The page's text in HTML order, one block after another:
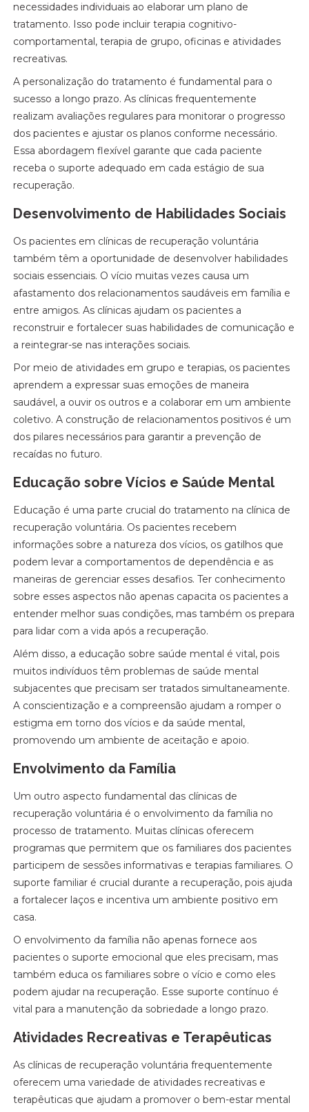
necessidades individuais ao elaborar um plano de
tratamento. Isso pode incluir terapia cognitivo-
comportamental, terapia de grupo, oficinas e atividades
recreativas.
A personalização do tratamento é fundamental para o
sucesso a longo prazo. As clínicas frequentemente
realizam avaliações regulares para monitorar o progresso
dos pacientes e ajustar os planos conforme necessário.
Essa abordagem flexível garante que cada paciente
receba o suporte adequado em cada estágio de sua
recuperação.
Desenvolvimento de Habilidades Sociais
Os pacientes em clínicas de recuperação voluntária
também têm a oportunidade de desenvolver habilidades
sociais essenciais. O vício muitas vezes causa um
afastamento dos relacionamentos saudáveis em família e
entre amigos. As clínicas ajudam os pacientes a
reconstruir e fortalecer suas habilidades de comunicação e
a reintegrar-se nas interações sociais.
Por meio de atividades em grupo e terapias, os pacientes
aprendem a expressar suas emoções de maneira
saudável, a ouvir os outros e a colaborar em um ambiente
coletivo. A construção de relacionamentos positivos é um
dos pilares necessários para garantir a prevenção de
recaídas no futuro.
Educação sobre Vícios e Saúde Mental
Educação é uma parte crucial do tratamento na clínica de
recuperação voluntária. Os pacientes recebem
informações sobre a natureza dos vícios, os gatilhos que
podem levar a comportamentos de dependência e as
maneiras de gerenciar esses desafios. Ter conhecimento
sobre esses aspectos não apenas capacita os pacientes a
entender melhor suas condições, mas também os prepara
para lidar com a vida após a recuperação.
Além disso, a educação sobre saúde mental é vital, pois
muitos indivíduos têm problemas de saúde mental
subjacentes que precisam ser tratados simultaneamente.
A conscientização e a compreensão ajudam a romper o
estigma em torno dos vícios e da saúde mental,
promovendo um ambiente de aceitação e apoio.
Envolvimento da Família
Um outro aspecto fundamental das clínicas de
recuperação voluntária é o envolvimento da família no
processo de tratamento. Muitas clínicas oferecem
programas que permitem que os familiares dos pacientes
participem de sessões informativas e terapias familiares. O
suporte familiar é crucial durante a recuperação, pois ajuda
a fortalecer laços e incentiva um ambiente positivo em
casa.
O envolvimento da família não apenas fornece aos
pacientes o suporte emocional que eles precisam, mas
também educa os familiares sobre o vício e como eles
podem ajudar na recuperação. Esse suporte contínuo é
vital para a manutenção da sobriedade a longo prazo.
Atividades Recreativas e Terapêuticas
As clínicas de recuperação voluntária frequentemente
oferecem uma variedade de atividades recreativas e
terapêuticas que ajudam a promover o bem-estar mental